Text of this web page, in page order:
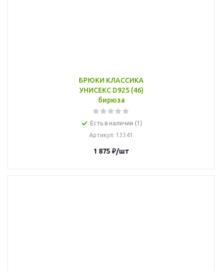
БРЮКИ КЛАССИКА
УНИСЕКС D925 (46)
бирюза
Есть в наличии (1)
Артикул: 13341
1 875 ₽/шт